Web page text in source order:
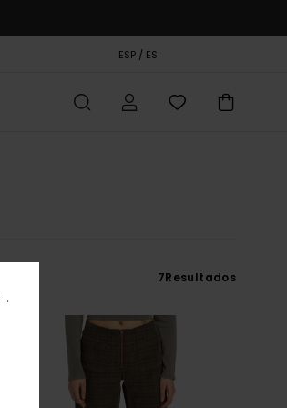
ESP / ES
7Resultados